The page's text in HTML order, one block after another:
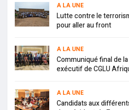
A LA UNE
Lutte contre le
pour aller au front
A LA UNE
Communiqué final de
exécutif de CGLU
A LA UNE
Candidats aux